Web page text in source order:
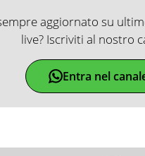
aggiornato su
live? Iscriviti al nostro
Entra nel